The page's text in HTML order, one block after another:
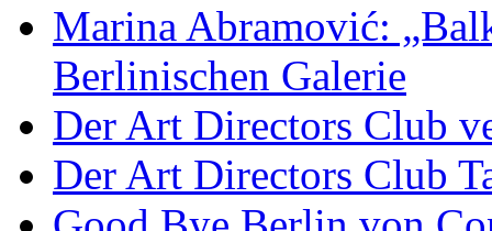
Marina Abramović:
Berlinischen Galerie
Der Art Directors Club
Der Art Directors Club